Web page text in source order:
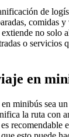
de
comidas y
no solo
o servicios
en
minibús sea
la ruta con
recomendable